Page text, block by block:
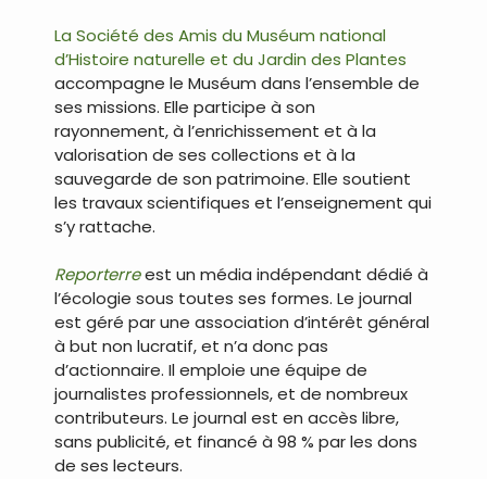
La Société des Amis du Muséum national
d’Histoire naturelle et du Jardin des Plantes
accompagne le Muséum dans l’ensemble de
ses missions. Elle participe à son
rayonnement, à l’enrichissement et à la
valorisation de ses collections et à la
sauvegarde de son patrimoine. Elle soutient
les travaux scientifiques et l’enseignement qui
s’y rattache.
Reporterreest un média indépendant dédié à
l’écologie sous toutes ses formes. Le journal
est géré par une association d’intérêt général
à but non lucratif, et n’a donc pas
d’actionnaire. Il emploie une équipe de
journalistes professionnels, et de nombreux
contributeurs. Le journal est en accès libre,
sans publicité, et financé à 98 % par les dons
de ses lecteurs.